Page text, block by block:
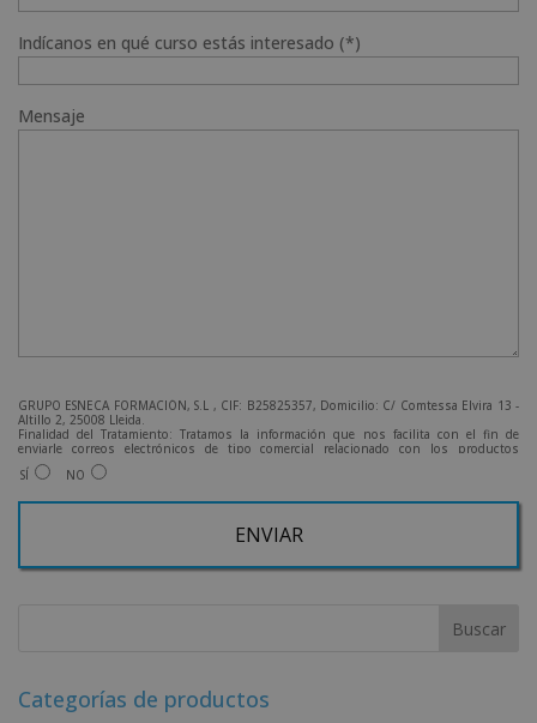
Indícanos en qué curso estás interesado (*)
Mensaje
GRUPO ESNECA FORMACIÓN, S.L , CIF: B25825357, Domicilio: C/ Comtessa Elvira 13 -
Altillo 2, 25008 Lleida.
Finalidad del Tratamiento: Tratamos la información que nos facilita con el fin de
enviarle correos electrónicos de tipo comercial relacionado con los productos
ofrecidos y otros tipo de productos que fueran de su interés.
Legitimación del tratamiento: Consentimiento del interesado.
a la dirección admin@grupoesneca.com.
Desea recibir información comercial (vía telefónica y/o email):
SÍ NO
rCategorías de productos